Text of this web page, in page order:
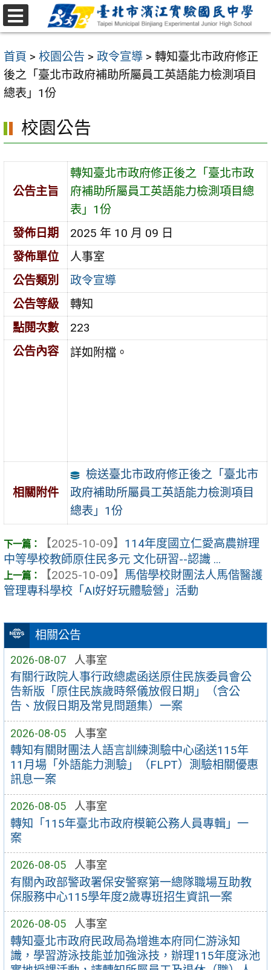
跳
至
要
內
容
首頁 > 校園公告 > 政令宣導 > 轉知臺北市政府修正
後之「臺北市政府補助所屬員工英語能力檢測項目
總表」1份
相關公告
2026-08-07 人事室
有關行政院人事行政總處函送原住民族委員會公
告新版「原住民族歲時祭儀放假日期」（含公
告、放假日期及常見問題集）一案
2026-08-05 人事室
轉知有關財團法人語言訓練測驗中心函送115年
11月場「外語能力測驗」（FLPT）測驗相關優惠
訊息一案
2026-08-05 人事室
轉知「115年臺北市政府模範公務人員專輯」一
案
2026-08-05 人事室
有關內政部警政署保安警察第一總隊職場互助教
保服務中心115學年度2歲專班招生資訊一案
2026-08-05 人事室
轉知臺北市政府民政局為增進本府同仁游泳知
識，學習游泳技能並加強泳技，辦理115年度泳池
校園公告
公告主旨
轉知臺北市政府修正後之「臺北市政
府補助所屬員工英語能力檢測項目總
表」1份
發佈日期
2025 年 10 月 09 日
發佈單位
人事室
公告類別
政令宣導
公告等級
轉知
點閱次數
223
公告內容
詳如附檔。
相關附件
檢送臺北市政府修正後之「臺北市
政府補助所屬員工英語能力檢測項目
總表」1份
【2025-10-09】 114年度國立仁愛高農辦理
中等學校教師原住民多元 文化研習--認識 ...
【2025-10-09】 馬偕學校財團法人馬偕醫護
管理專科學校「AI好好玩體驗營」活動
選
單